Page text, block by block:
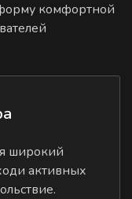
комфортной
широкий
активных